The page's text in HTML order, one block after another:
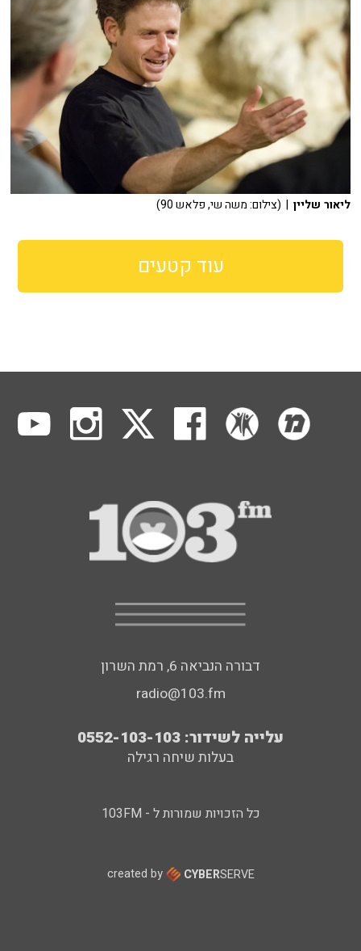
ליאור שליין | (צילום: משה שי, פלאש 90)
עוד קטעים
דבורה הנביאה 6, רמת השרון
radio@103.fm
עלייה לשידור: 0552-103-103
בעלות שיחה רגילה
כל הזכויות שמורות ל - 103FM
created by CYBERSERVE